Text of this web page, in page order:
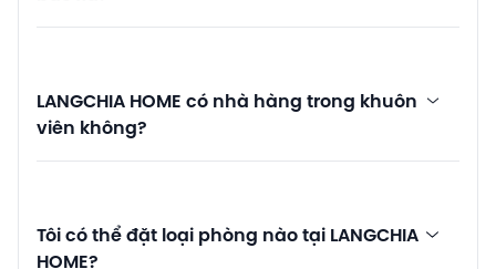
LANGCHIA HOME có nhà hàng trong khuôn
viên không?
Tôi có thể đặt loại phòng nào tại LANGCHIA
HOME?